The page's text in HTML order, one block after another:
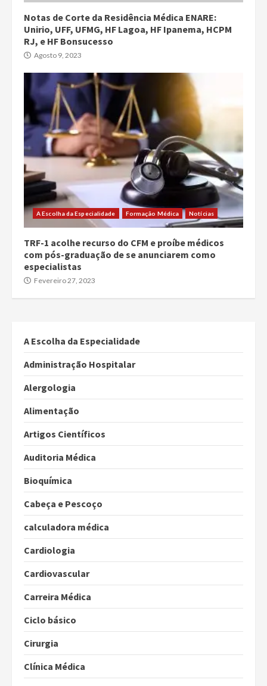
Notas de Corte da Residência Médica ENARE:
Unirio, UFF, UFMG, HF Lagoa, HF Ipanema, HCPM
RJ, e HF Bonsucesso
Agosto 9, 2023
A Escolha da Especialidade Formação Médica Notícias
TRF-1 acolhe recurso do CFM e proíbe médicos
com pós-graduação de se anunciarem como
especialistas
Fevereiro 27, 2023
A Escolha da Especialidade
Administração Hospitalar
Alergologia
Alimentação
Artigos Científicos
Auditoria Médica
Bioquímica
Cabeça e Pescoço
calculadora médica
Cardiologia
Cardiovascular
Carreira Médica
Ciclo básico
Cirurgia
Clínica Médica